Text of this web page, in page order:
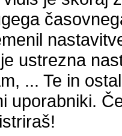
ustrezna
... Te in
uporabniki.